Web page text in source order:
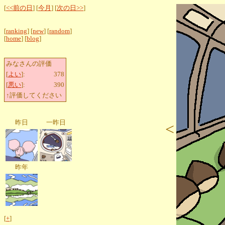
[<<前の日 ] [今月 ] [次の日>>]
[ranking] [new] [random]
[home] [blog]
みなさんの評価
[よい]:
378
[悪い]:
390
↑評価してください
昨日 一昨日
昨年
[+]
<